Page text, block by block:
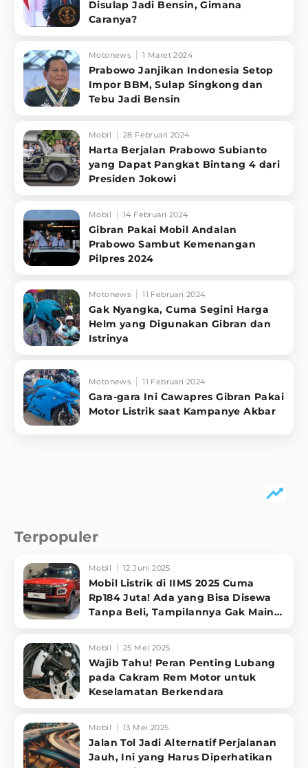
Disulap Jadi Bensin, Gimana
Caranya?
Motonews 1 Maret 2024
Prabowo Janjikan Indonesia Setop
Impor BBM, Sulap Singkong dan
Tebu Jadi Bensin
Mobil 28 Februari 2024
Harta Berjalan Prabowo Subianto
yang Dapat Pangkat Bintang 4 dari
Presiden Jokowi
Mobil 14 Februari 2024
Gibran Pakai Mobil Andalan
Prabowo Sambut Kemenangan
Pilpres 2024
Motonews 11 Februari 2024
Gak Nyangka, Cuma Segini Harga
Helm yang Digunakan Gibran dan
Istrinya
Motonews 11 Februari 2024
Gara-gara Ini Cawapres Gibran Pakai
Motor Listrik saat Kampanye Akbar
Terpopuler
Mobil 12 Juni 2025
Mobil Listrik di IIMS 2025 Cuma
Rp184 Juta! Ada yang Bisa Disewa
Tanpa Beli, Tampilannya Gak Main-
Mobil 25 Mei 2025
Wajib Tahu! Peran Penting Lubang
pada Cakram Rem Motor untuk
Keselamatan Berkendara
Mobil 13 Mei 2025
Jalan Tol Jadi Alternatif Perjalanan
Jauh, Ini yang Harus Diperhatikan